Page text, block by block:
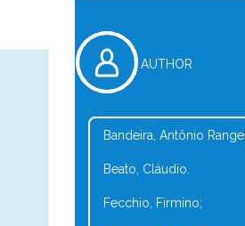
AUTHOR
Bandeira, Antônio Rangel,
Beato, Cláudio.
Fecchio, Firmino;